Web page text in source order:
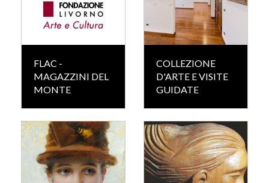
FLAC -
MAGAZZINI DEL
MONTE
COLLEZIONE
D'ARTE E VISITE
GUIDATE